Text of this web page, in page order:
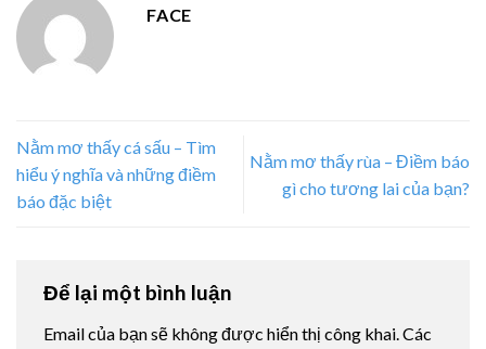
FACE
Nằm mơ thấy cá sấu – Tìm
hiểu ý nghĩa và những điềm
báo đặc biệt
Nằm mơ thấy rùa – Điềm báo
gì cho tương lai của bạn?
Để lại một bình luận
Email của bạn sẽ không được hiển thị công khai.Các